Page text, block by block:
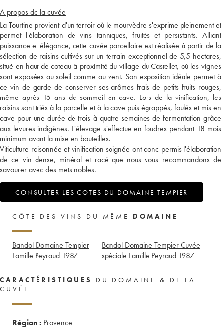
A propos de la cuvée
La Tourtine provient d'un terroir où le mourvèdre s'exprime pleinement et
permet l'élaboration de vins tanniques, fruités et persistants. Alliant
puissance et élégance, cette cuvée parcellaire est réalisée à partir de la
sélection de raisins cultivés sur un terrain exceptionnel de 5,5 hectares,
situé en haut de coteau à proximité du village du Castellet, où les vignes
sont exposées au soleil comme au vent. Son exposition idéale permet à
ce vin de garde de conserver ses arômes frais de petits fruits rouges,
même après 15 ans de sommeil en cave. Lors de la vinification, les
raisins sont triés à la parcelle et à la cave puis égrappés, foulés et mis en
cave pour une durée de trois à quatre semaines de fermentation grâce
aux levures indigènes. L'élevage s'effectue en foudres pendant 18 mois
minimum avant la mise en bouteilles.
Viticulture raisonnée et vinification soignée ont donc permis l'élaboration
de ce vin dense, minéral et racé que nous vous recommandons de
savourer avec des mets nobles.
CONSULTER LES COTES DU DOMAINE TEMPIER
CÔTE DES VINS DU MÊME DOMAINE
Bandol Domaine Tempier
Famille Peyraud 1987
Bandol Domaine Tempier Cuvée
spéciale Famille Peyraud 1987
CARACTÉRISTIQUES
DU DOMAINE & DE LA
CUVÉE
Région : Provence